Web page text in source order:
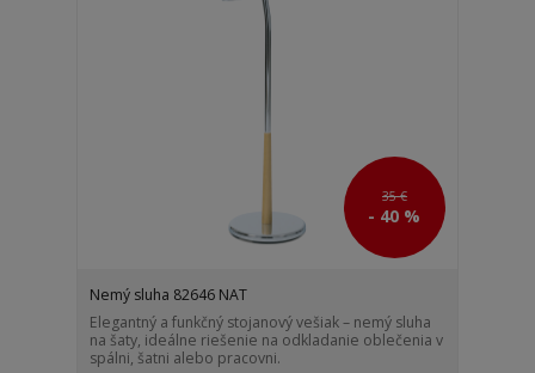
35 €
- 40 %
Nemý sluha 82646 NAT
Elegantný a funkčný stojanový vešiak – nemý sluha
na šaty, ideálne riešenie na odkladanie oblečenia v
spálni, šatni alebo pracovni.